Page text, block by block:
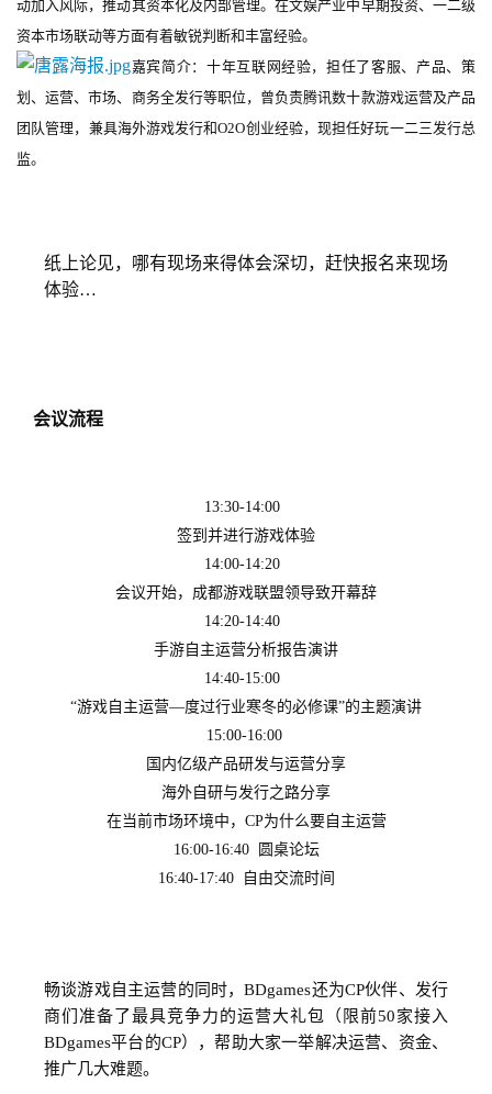
机
游
戏
休
闲
十
三
会
上
海
动加入风际，推动其资本化及内部管理。在文娱产业中早期投资、一二级
资本市场联动等方面有着敏锐判断和丰富经验。
嘉宾简介：十年互联网经验，担任了客服、产品、策
划、运营、市场、商务全发行等职位，曾负责腾讯数十款游戏运营及产品
团队管理，兼具海外游戏发行和O2O创业经验，现担任好玩一二三发行总
监。
纸上论见，哪有现场来得体会深切，赶快报名来现场
体验…
会议流程
13:30-14:00
签到并进行游戏体验
14:00-14:20
会议开始，成都游戏联盟领导致开幕辞
14:20-14:40
手游自主运营分析报告演讲
14:40-15:00
“游戏自主运营—度过行业寒冬的必修课”的主题演讲
15:00-16:00
国内亿级产品研发与运营分享
海外自研与发行之路分享
在当前市场环境中，CP为什么要自主运营
16:00-16:40  圆桌论坛
16:40-17:40  自由交流时间
畅谈游戏自主运营的同时，BDgames还为CP伙伴、发行
商们准备了最具竞争力的运营大礼包（限前50家接入
BDgames平台的CP），帮助大家一举解决运营、资金、
推广几大难题。